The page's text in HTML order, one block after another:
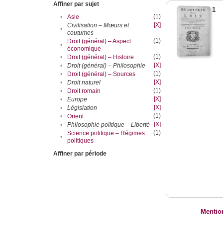
Affiner par sujet
•
Asie
(1)
•
Civilisation – Mœurs et
coutumes
[X]
•
Droit (général) – Aspect
économique
(1)
• Droit (général) – Histoire
(1)
•
Droit (général) – Philosophie
[X]
•
Droit (général) – Sources
(1)
•
Droit naturel
[X]
•
Droit romain
(1)
•
Europe
[X]
•
Législation
[X]
•
Orient
(1)
•
Philosophie politique – Liberté
[X]
•
Science politique – Régimes
politiques
(1)
Affiner par période
1